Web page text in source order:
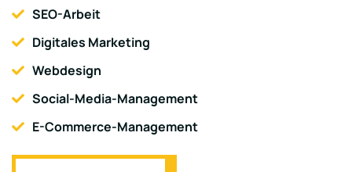
SEO-Arbeit
Digitales Marketing
Webdesign
Social-Media-Management
E-Commerce-Management